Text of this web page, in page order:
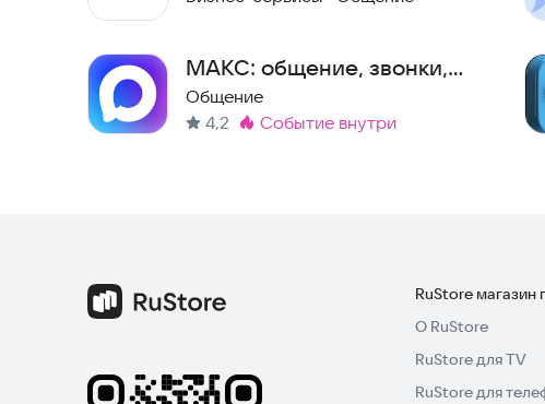
Попробуйте Flock прямо сейчас и сделайте работу
МАКС: общение, звонки,
сервисы
Общение
4,2
Метка:
событие внутри
RuStore
О RuStore
RuStore для TV
RuStore для